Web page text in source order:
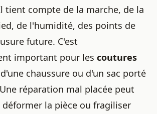
tient compte de la marche, de la
de l'humidité, des points de
future. C'est
important pour les coutures
d'une chaussure ou d'un sac porté
réparation mal placée peut
déformer la pièce ou fragiliser